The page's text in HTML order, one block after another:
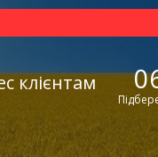
клієнтам